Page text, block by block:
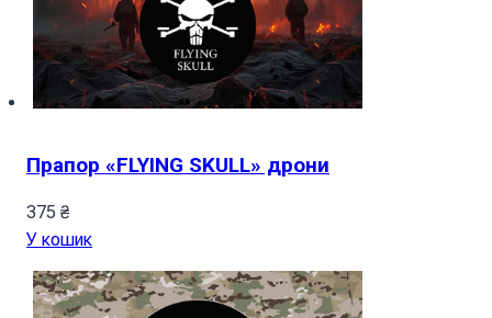
Прапор «FLYING SKULL» дрони
375 ₴
У кошик